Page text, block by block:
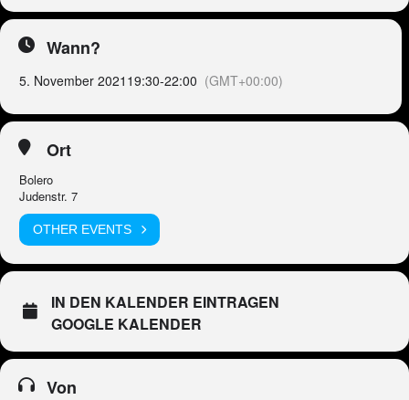
Wann?
5. November 2021 19:30-22:00 (GMT+00:00)
Ort
Bolero
Judenstr. 7
OTHER EVENTS
IN DEN KALENDER EINTRAGEN
GOOGLE KALENDER
Von